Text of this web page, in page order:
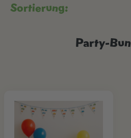
Sortierung:
Party-